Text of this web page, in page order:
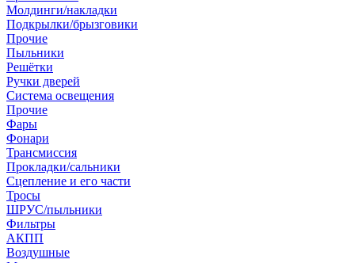
Молдинги/накладки
Подкрылки/брызговики
Прочие
Пыльники
Решётки
Ручки дверей
Система освещения
Прочие
Фары
Фонари
Трансмиссия
Прокладки/сальники
Сцепление и его части
Тросы
ШРУС/пыльники
Фильтры
АКПП
Воздушные